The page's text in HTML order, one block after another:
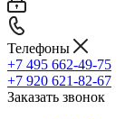
Телефоны
+7 495 662-49-75
+7 920 621-82-67
Заказать звонок